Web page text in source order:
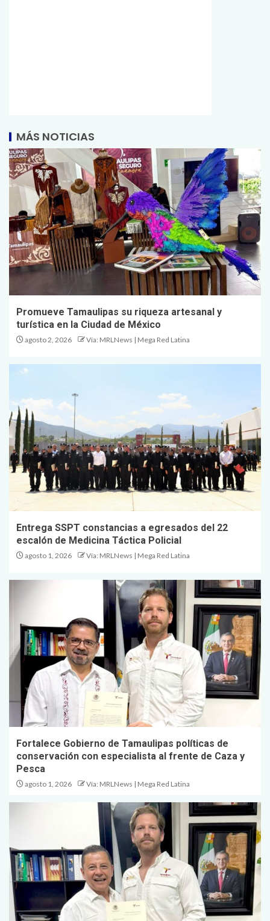
MÁS NOTICIAS
Promueve Tamaulipas su riqueza artesanal y
turística en la Ciudad de México
agosto 2, 2026 Vía: MRLNews | Mega Red Latina
Entrega SSPT constancias a egresados del 22
escalón de Medicina Táctica Policial
agosto 1, 2026 Vía: MRLNews | Mega Red Latina
Fortalece Gobierno de Tamaulipas políticas de
conservación con especialista al frente de Caza y
Pesca
agosto 1, 2026 Vía: MRLNews | Mega Red Latina